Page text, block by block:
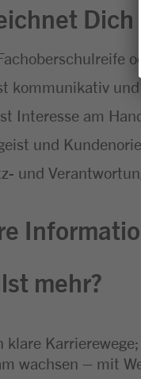
Dich
kommunikativ
Interesse am
und
und
mehr?
klare
wachsen – mit